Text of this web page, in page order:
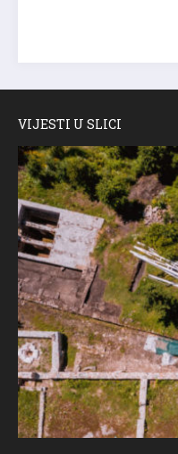
VIJESTI U SLICI